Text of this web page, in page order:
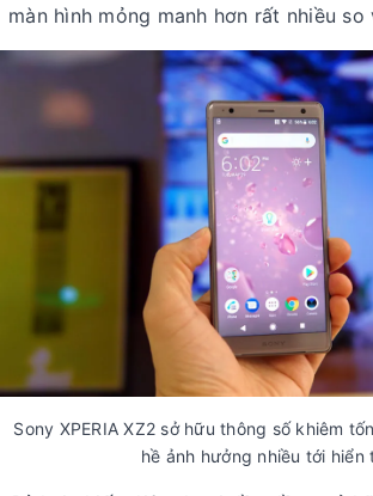
màn hình mỏng manh hơn rất nhiều so
Sony XPERIA XZ2 sở hữu thông số khiêm
hề ảnh hưởng nhiều tới hiển